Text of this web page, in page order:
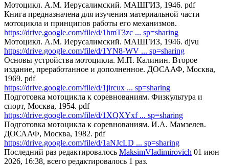
Мотоцикл. А.М. Иерусалимский. МАШГИЗ, 1946. pdf
Книга предназначена для изучения материальной части
мотоцикла и принципов работы его механизмов.
https://drive.google.com/file/d/1hmT3zc ... sp=sharing
Мотоцикл. А.М. Иерусалимский. МАШГИЗ, 1946. djvu
https://drive.google.com/file/d/1YN8-WV ... sp=sharing
Основы устройства мотоцикла. М.П. Калинин. Второе
издание, преработанное и дополненное. ДОСААФ, Москва,
1969. pdf
https://drive.google.com/file/d/1jircux ... sp=sharing
Подготовка мотоцикла к соревнованиям. Физкультура и
спорт, Москва, 1954. pdf
https://drive.google.com/file/d/1XQXYxf ... sp=sharing
Подготовка мотоцикла к соревнованиям. И.А. Мамзелев.
ДОСААФ, Москва, 1982. pdf
https://drive.google.com/file/d/1aNJcLD ... sp=sharing
Последний раз редактировалось MaksimVladimirovich 01 июн
2026, 16:38, всего редактировалось 1 раз.